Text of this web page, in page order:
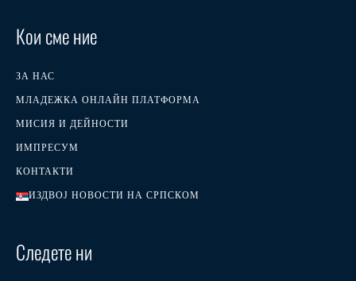
Кои сме ние
ЗА НАС
МЛАДЕЖКА ОНЛАЙН ПЛАТФОРМА
МИСИЯ И ДЕЙНОСТИ
ИМПРЕСУМ
КОНТАКТИ
ИЗДВОЈ НОВОСТИ НА СРПСКОМ
Следете ни